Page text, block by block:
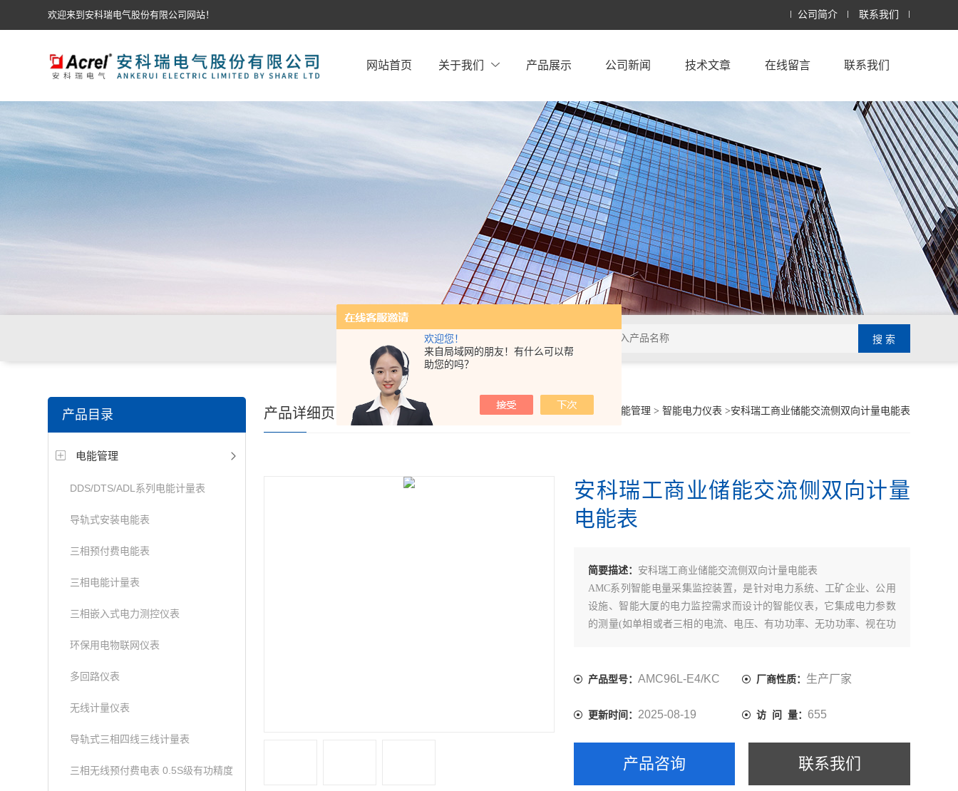
欢迎您！
来自局域网的朋友！有什么可以帮
助您的吗？
欢迎来到安科瑞电气股份有限公司网站！ 公司简介 联系我们
网站首页 关于我们 产品展示 公司新闻 技术文章 在线留言 联系我们
产品目录
电能管理
DDS/DTS/ADL系列电能计量表
导轨式安装电能表
三相预付费电能表
三相电能计量表
三相嵌入式电力测控仪表
环保用电物联网仪表
多回路仪表
无线计量仪表
导轨式三相四线三线计量表
三相无线预付费电表 0.5S级有功精度
你的位置： 产品展示 电能管理 > 智能电力仪表 >安科瑞工商业储能交流侧双向计量电能表
产品详细页
安科瑞工商业储能交流侧双向计量
电能表
简要描述： 安科瑞工商业储能交流侧双向计量电能表
AMC系列智能电量采集监控装置，是针对电力系统、工矿企业、公用
设施、智能大厦的电力监控需求而设计的智能仪表，它集成电力参数
的测量(如单相或者三相的电流、电压、有功功率、无功功率、视在功
产品型号：AMC96L-E4/KC 厂商性质： 生产厂家
更新时间： 2025-08-19 访 问 量： 655
产品咨询 联系我们